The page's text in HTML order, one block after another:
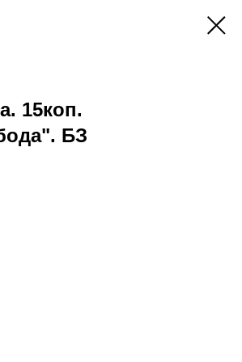
15коп.
БЗ